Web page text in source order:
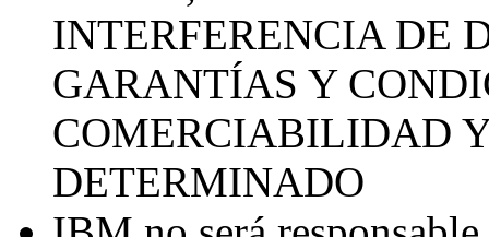
INTERFERENCIA DE
GARANTÍAS Y
COMERCIABILIDAD
DETERMINADO